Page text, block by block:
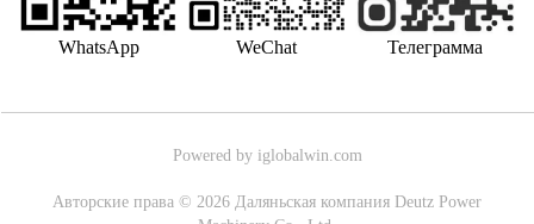
WhatsApp WeChat Телеграмма
Powered by iglobalwin.com
Авторские права © 2026 Даляньская компания Deutz Power